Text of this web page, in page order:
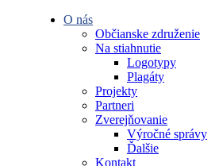
O nás
Občianske združenie
Na stiahnutie
Logotypy
Plagáty
Projekty
Partneri
Zverejňovanie
Výročné správy
Ďalšie
Kontakt